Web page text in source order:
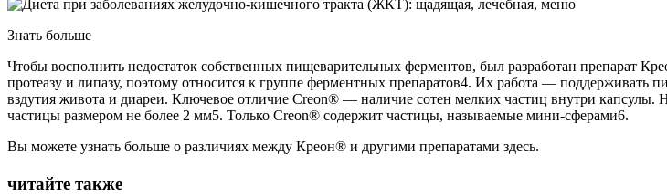
Знать больше
Чтобы восполнить недостаток собственных пищеварительных ферментов, был разработан препарат
протеазу и липазу, поэтому относится к группе ферментных препаратов4. Их работа — поддерживать
вздутия живота и диареи. Ключевое отличие Creon® — наличие сотен мелких частиц внутри капсулы.
частицы размером не более 2 мм5. Только Creon® содержит частицы, называемые мини-сферами6.
Вы можете узнать больше о различиях между Креон® и другими препаратами здесь.
читайте также